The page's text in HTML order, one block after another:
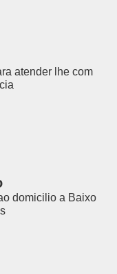
atender lhe com
domicilio a Baixo